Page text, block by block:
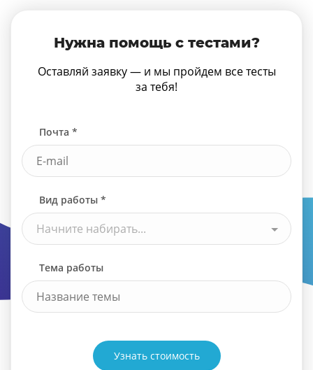
Нужна помощь с тестами?
Оставляй заявку — и мы пройдем все тесты
за тебя!
Почта *
Вид работы *
Начните набирать...
Тема работы
Узнать стоимость